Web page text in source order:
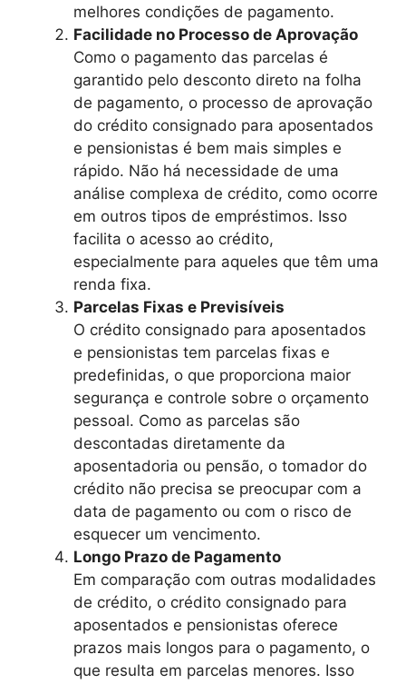
melhores condições de pagamento.
Facilidade no Processo de Aprovação
Como o pagamento das parcelas é
garantido pelo desconto direto na folha
de pagamento, o processo de aprovação
do crédito consignado para aposentados
e pensionistas é bem mais simples e
rápido. Não há necessidade de uma
análise complexa de crédito, como ocorre
em outros tipos de empréstimos. Isso
facilita o acesso ao crédito,
especialmente para aqueles que têm uma
renda fixa.
Parcelas Fixas e Previsíveis
O crédito consignado para aposentados
e pensionistas tem parcelas fixas e
predefinidas, o que proporciona maior
segurança e controle sobre o orçamento
pessoal. Como as parcelas são
descontadas diretamente da
aposentadoria ou pensão, o tomador do
crédito não precisa se preocupar com a
data de pagamento ou com o risco de
esquecer um vencimento.
Longo Prazo de Pagamento
Em comparação com outras modalidades
de crédito, o crédito consignado para
aposentados e pensionistas oferece
prazos mais longos para o pagamento, o
que resulta em parcelas menores. Isso